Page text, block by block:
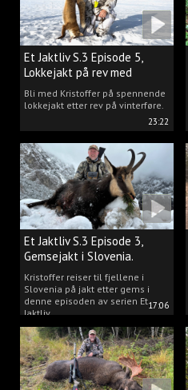
23:22
Et Jaktliv S.3 Episode 5,
Lokkejakt på rev med
Kristoffer Clausen
Bli med Kristoffer på spennende
lokkejakt etter rev på vinterføre.
17:06
Et Jaktliv S.3 Episode 3,
Gemsejakt i Slovenia.
Kristoffer reiser til fjellene i
Slovenia på jakt etter gems i
denne episoden av serien Et
Jaktliv.